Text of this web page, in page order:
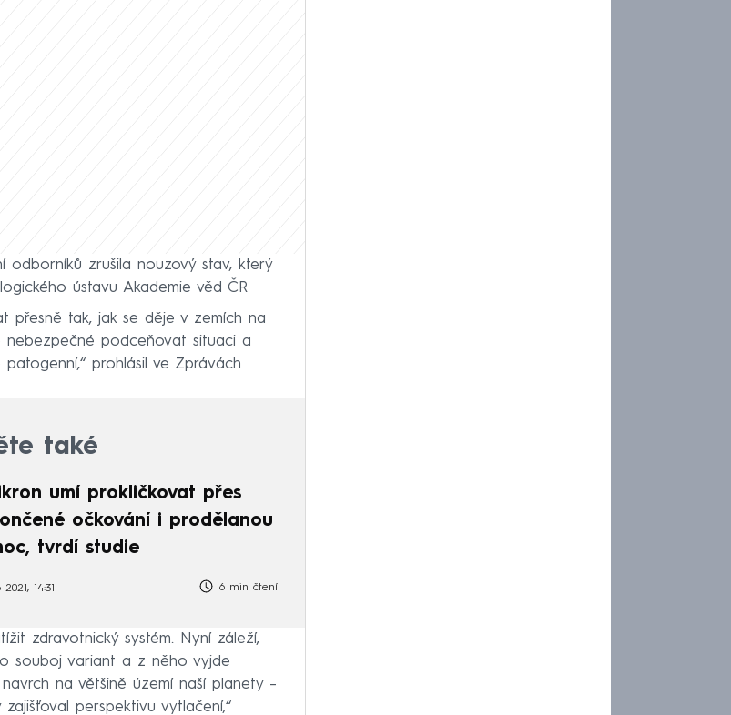
odborníků zrušila nouzový stav, který
ústavu Akademie věd ČR
přesně tak, jak se děje v zemích na
nebezpečné podceňovat situaci a
prohlásil ve Zprávách
také
umí prokličkovat přes
očkování i prodělanou
tvrdí studie
14:31 6 min čtení
zdravotnický systém. Nyní záleží,
souboj variant a z něho vyjde
na většině území naší planety –
perspektivu vytlačení,“